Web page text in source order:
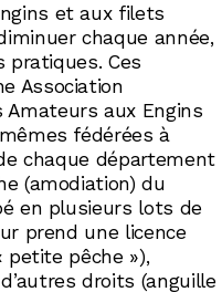
et aux filets
chaque année,
Ces
Association
Amateurs aux Engins
fédérées à
de chaque département
(amodiation) du
en plusieurs lots de
prend une licence
petite pêche »),
droits (anguille